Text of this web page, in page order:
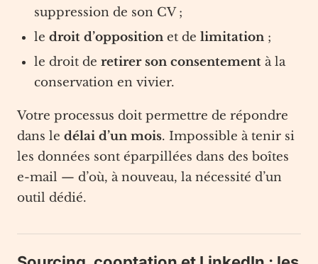
suppression de son CV ;
le droit d’opposition et de limitation ;
le droit de retirer son consentement à la
conservation en vivier.
Votre processus doit permettre de répondre
dans le délai d’un mois. Impossible à tenir si
les données sont éparpillées dans des boîtes
e-mail — d’où, à nouveau, la nécessité d’un
outil dédié.